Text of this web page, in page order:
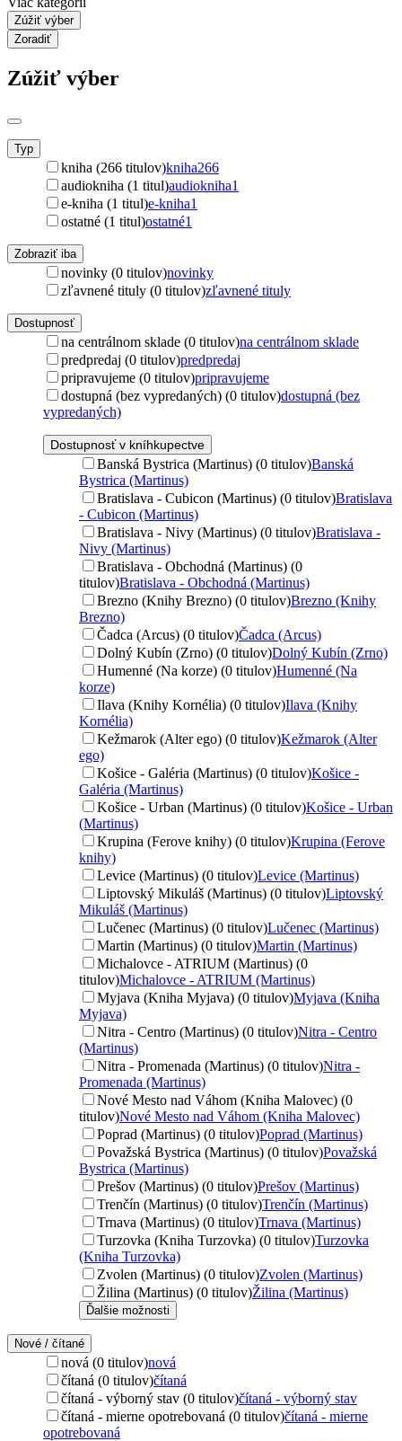
Zúžiť výber
Zoradiť
Zúžiť výber
Typ
kniha (266 titulov)kniha266
audiokniha (1 titul)audiokniha1
e-kniha (1 titul)e-kniha1
ostatné (1 titul)ostatné1
Zobraziť iba
novinky (0 titulov)novinky
zľavnené tituly (0 titulov)zľavnené tituly
Dostupnosť
na centrálnom sklade (0 titulov)na centrálnom sklade
predpredaj (0 titulov)predpredaj
pripravujeme (0 titulov)pripravujeme
dostupná (bez vypredaných) (0 titulov)dostupná (bez
vypredaných)
Dostupnosť v kníhkupectve
Banská Bystrica (Martinus) (0 titulov)Banská
Bystrica (Martinus)
Bratislava - Cubicon (Martinus) (0 titulov)Bratislava
- Cubicon (Martinus)
Bratislava - Nivy (Martinus) (0 titulov)Bratislava -
Nivy (Martinus)
Bratislava - Obchodná (Martinus) (0
titulov)Bratislava - Obchodná (Martinus)
Brezno (Knihy Brezno) (0 titulov)Brezno (Knihy
Brezno)
Čadca (Arcus) (0 titulov)Čadca (Arcus)
Dolný Kubín (Zrno) (0 titulov)Dolný Kubín (Zrno)
Humenné (Na korze) (0 titulov)Humenné (Na
korze)
Ilava (Knihy Kornélia) (0 titulov)Ilava (Knihy
Kornélia)
Kežmarok (Alter ego) (0 titulov)Kežmarok (Alter
ego)
Košice - Galéria (Martinus) (0 titulov)Košice -
Galéria (Martinus)
Košice - Urban (Martinus) (0 titulov)Košice - Urban
(Martinus)
Krupina (Ferove knihy) (0 titulov)Krupina (Ferove
knihy)
Levice (Martinus) (0 titulov)Levice (Martinus)
Liptovský Mikuláš (Martinus) (0 titulov)Liptovský
Mikuláš (Martinus)
Lučenec (Martinus) (0 titulov)Lučenec (Martinus)
Martin (Martinus) (0 titulov)Martin (Martinus)
Michalovce - ATRIUM (Martinus) (0
titulov)Michalovce - ATRIUM (Martinus)
Myjava (Kniha Myjava) (0 titulov)Myjava (Kniha
Myjava)
Nitra - Centro (Martinus) (0 titulov)Nitra - Centro
(Martinus)
Nitra - Promenada (Martinus) (0 titulov)Nitra -
Promenada (Martinus)
Nové Mesto nad Váhom (Kniha Malovec) (0
titulov)Nové Mesto nad Váhom (Kniha Malovec)
Poprad (Martinus) (0 titulov)Poprad (Martinus)
Považská Bystrica (Martinus) (0 titulov)Považská
Bystrica (Martinus)
Prešov (Martinus) (0 titulov)Prešov (Martinus)
Trenčín (Martinus) (0 titulov)Trenčín (Martinus)
Trnava (Martinus) (0 titulov)Trnava (Martinus)
Turzovka (Kniha Turzovka) (0 titulov)Turzovka
(Kniha Turzovka)
Zvolen (Martinus) (0 titulov)Zvolen (Martinus)
Žilina (Martinus) (0 titulov)Žilina (Martinus)
Ďalšie možnosti
Nové / čítané
nová (0 titulov)nová
čítaná (0 titulov)čítaná
čítaná - výborný stav (0 titulov)čítaná - výborný stav
čítaná - mierne opotrebovaná (0 titulov)čítaná - mierne
opotrebovaná